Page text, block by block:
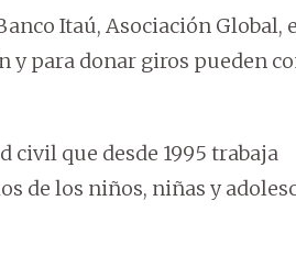
Itaú, Asociación Global,
y para donar giros pueden
civil que desde 1995 trabaja
de los niños, niñas y